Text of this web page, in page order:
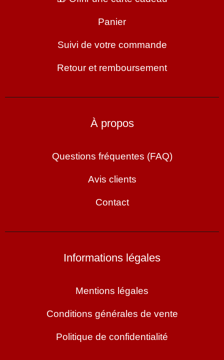
Panier
Suivi de votre commande
Retour et remboursement
À propos
Questions fréquentes (FAQ)
Avis clients
Contact
Informations légales
Mentions légales
Conditions générales de vente
Politique de confidentialité